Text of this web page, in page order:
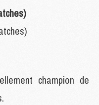
champion de